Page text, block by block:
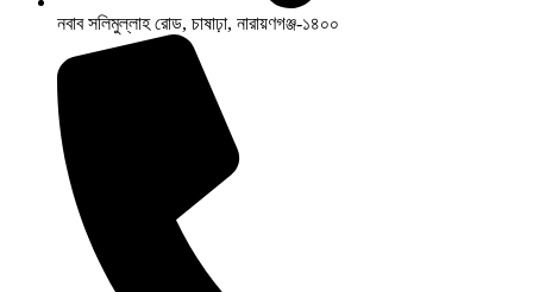
নবাব সলিমুল্লাহ রোড, চাষাঢ়া, নারায়ণগঞ্জ-১৪০০